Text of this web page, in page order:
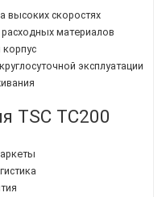
высоких скоростях
материалов
эксплуатации
TSC TC200